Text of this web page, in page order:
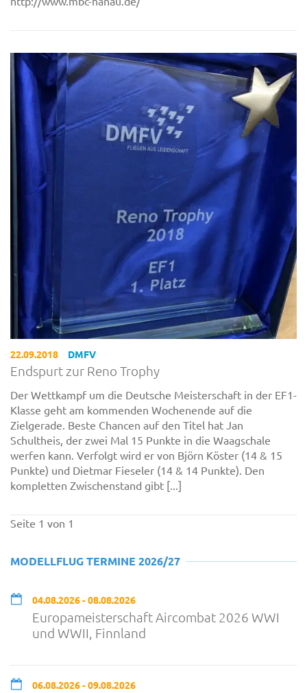
22.09.2018 DMFV
Endspurt zur Reno Trophy
Der Wettkampf um die Deutsche Meisterschaft in der EF1-
Klasse geht am kommenden Wochenende auf die
Zielgerade. Beste Chancen auf den Titel hat Jan
Schultheis, der zwei Mal 15 Punkte in die Waagschale
werfen kann. Verfolgt wird er von Björn Köster (14 & 15
Punkte) und Dietmar Fieseler (14 & 14 Punkte). Den
kompletten Zwischenstand gibt [...]
Seite 1 von 1
MODELLFLUG TERMINE 2026/27
04.08.2026 - 08.08.2026
Europameisterschaft Aircombat 2026 WWI
und WWII, Finnland
06.08.2026 - 09.08.2026